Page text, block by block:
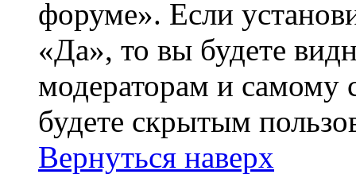
форуме». Если
«Да», то вы будете
модераторам и самому
будете скрытым
Вернуться наверх